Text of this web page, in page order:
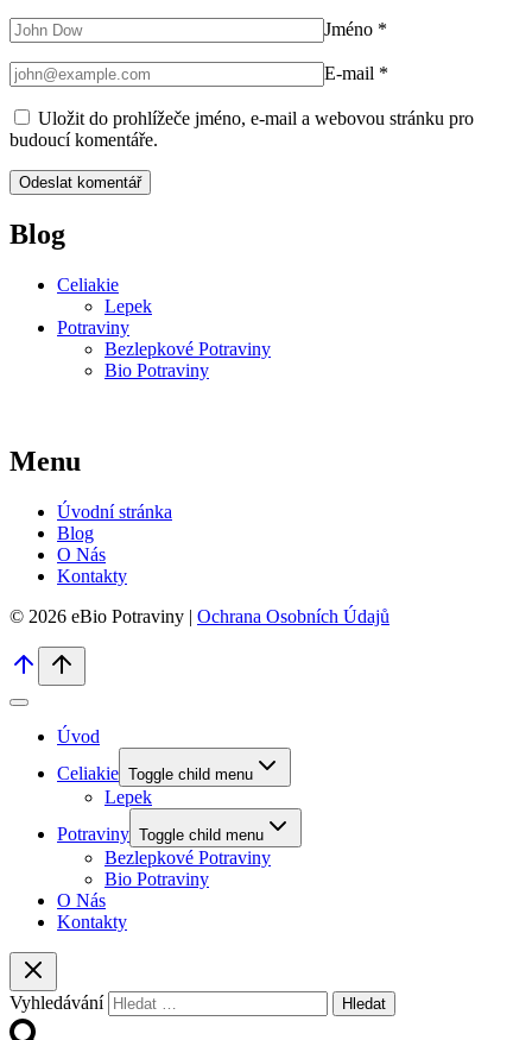
Jméno *
E-mail *
Uložit do prohlížeče jméno, e-mail a webovou stránku pro
budoucí komentáře.
Blog
Celiakie
Lepek
Potraviny
Bezlepkové Potraviny
Bio Potraviny
Menu
Úvodní stránka
Blog
O Nás
Kontakty
© 2026 eBio Potraviny | Ochrana Osobních Údajů
Úvod
Celiakie Toggle child menu
Lepek
Potraviny Toggle child menu
Bezlepkové Potraviny
Bio Potraviny
O Nás
Kontakty
Vyhledávání